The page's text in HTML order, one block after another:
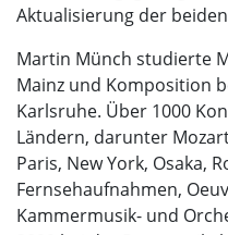
Aktualisierung der
Martin Münch studierte
Mainz und Komposition
Karlsruhe. Über 1000
Ländern, darunter
Paris, New York, Osaka,
Fernsehaufnahmen,
Kammermusik- und